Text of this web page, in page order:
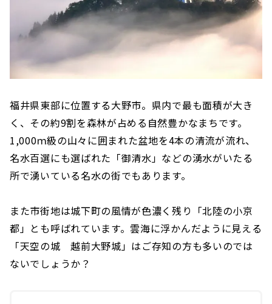
福井県東部に位置する大野市。県内で最も面積が大き
く、その約9割を森林が占める自然豊かなまちです。
1,000ｍ級の山々に囲まれた盆地を4本の清流が流れ、
名水百選にも選ばれた「御清水」などの湧水がいたる
所で湧いている名水の街でもあります。
また市街地は城下町の風情が色濃く残り「北陸の小京
都」とも呼ばれています。雲海に浮かんだように見える
「天空の城 越前大野城」はご存知の方も多いのでは
ないでしょうか？